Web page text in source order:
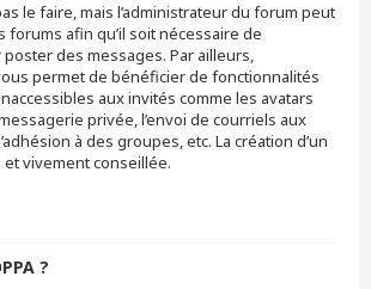
le faire, mais l’administrateur du forum peut
forums afin qu’il soit nécessaire de
poster des messages. Par ailleurs,
permet de bénéficier de fonctionnalités
aux invités comme les avatars
privée, l’envoi de courriels aux
à des groupes, etc. La création d’un
vivement conseillée.
?